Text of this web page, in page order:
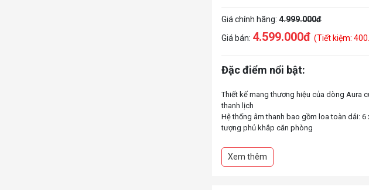
Giá chính hãng: 4.999.000đ
Giá bán: 4.599.000đ (Tiết kiệm:
Đặc điểm nổi bật:
Thiết kế mang thương hiệu của dòng Aura
thanh lịch
Hệ thống âm thanh bao gồm loa toàn dải:
tượng phủ khắp căn phòng
thống)
Ánh sáng Led nhẹ tinh tế dạng sóng mới,
Xem thêm